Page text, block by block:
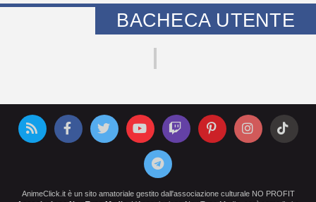
BACHECA UTENTE
AnimeClick.it è un sito amatoriale gestito dall'associazione culturale NO PROFIT